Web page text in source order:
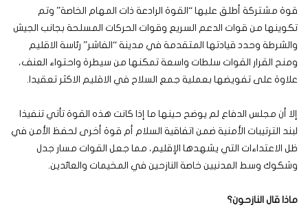
قوة مشتركة أطلق عليها “القوة الرادعة ذات المهام الخاصة” وتم
تكوينها من قوات الدعم السريع وقوات الحركات المسلحة بجانب الجيش
والشرطة وحدد قيادتها المتقدمة في مدينة “الفاشر” رئاسة الاقليم
ومنح القرار القوات سلطات واسعة تمكنها من سيطرة واحتواء العنف،
علاوة على تفويضها بعملية جمع السلاح في الاقليم الاكثر تعقيدا.
إلا أن مجلس الدفاع لم يوضح حينها ما إذا كانت هذه القوة تأتي تنفيذا
لبند الترتيبات الأمنية ضمن اتفاقية السلام أم قوة أخرى لحفظ الأمن في
ظل الاعتداءات التي يشهدها الإقليم، مما جعل القوات مسار جدل
وشكوك وسط المدنيين خاصة النازحين في المخيمات والعائدين.
ماذا قال النازحون؟